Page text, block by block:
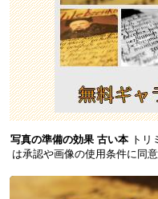
写真の準備の効果 古い本 トリ
は承認や画像の使用条件に同